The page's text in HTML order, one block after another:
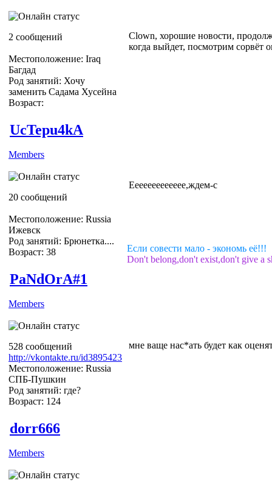
2 сообщений
Местоположение: Iraq
Багдад
Род занятий: Хочу
заменить Садама Хусейна
Возраст:
Clown, хорошие новости,
когда выйдет, посмотрим сорвёт
UcTepu4kA
Members
20 сообщений
Местоположение: Russia
Ижевск
Род занятий: Брюнетка....
Возраст: 38
Еееееееееееее,ждем-с
Если совести мало - экономь её!!!
Don't belong,don't exist,don't give a
PaNdOrA#1
Members
528 сообщений
http://vkontakte.ru/id3895423
Местоположение: Russia
СПБ-Пушкин
Род занятий: где?
Возраст: 124
мне ваще нас*ать будет как
dorr666
Members